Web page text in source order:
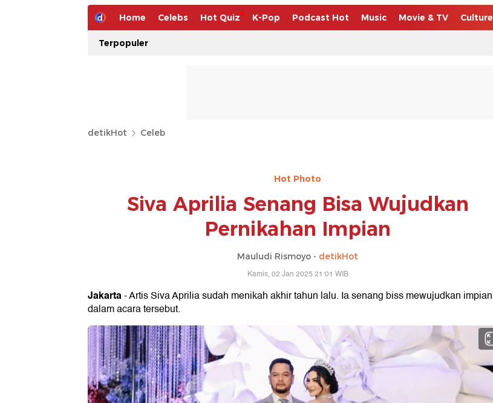
Home Celebs Hot Quiz K-Pop Podcast Hot Music Movie & TV Culture
Terpopuler
detikHot Celeb
Hot Photo
Siva Aprilia Senang Bisa Wujudkan
Pernikahan Impian
Mauludi Rismoyo - detikHot
Kamis, 02 Jan 2025 21:01 WIB
Jakarta- Artis Siva Aprilia sudah menikah akhir tahun lalu. Ia senang biss mewujudkan impian
dalam acara tersebut.